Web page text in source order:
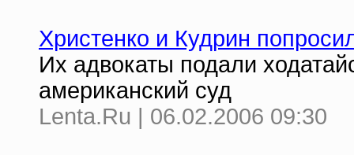
Христенко и Кудрин
Их адвокаты подали
американский суд
Lenta.Ru | 06.02.2006 09:30